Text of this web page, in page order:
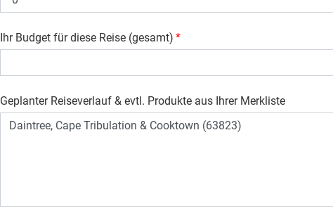
Ihr Budget für diese Reise (gesamt) *
Geplanter Reiseverlauf & evtl. Produkte aus Ihrer Merkliste